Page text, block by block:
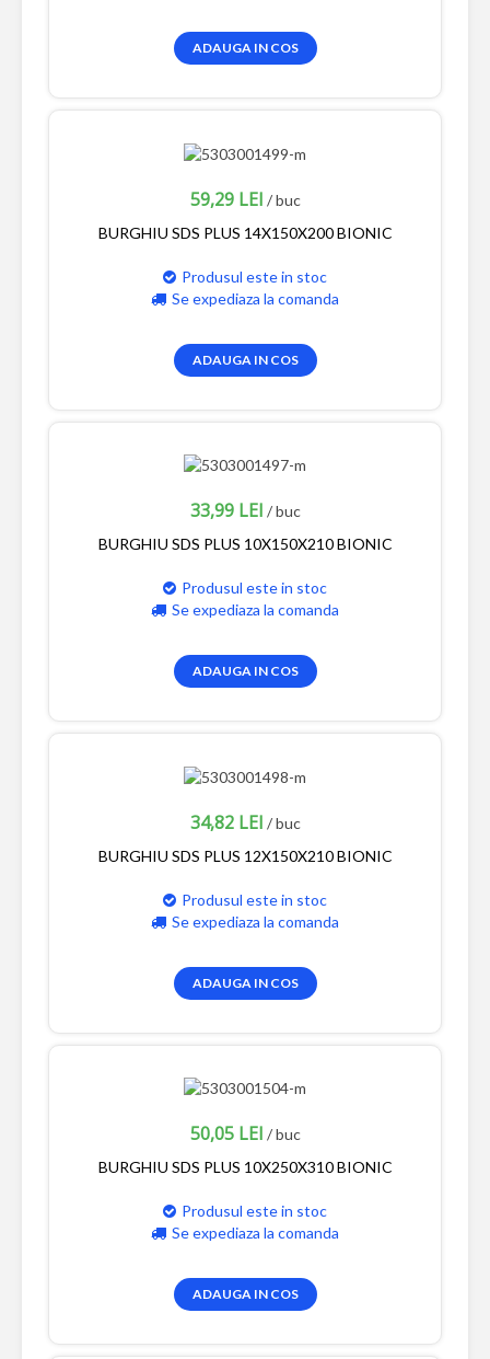
ADAUGA IN COS
59,29 LEI / buc
BURGHIU SDS PLUS 14X150X200 BIONIC
Produsul este in stoc
Se expediaza la comanda
ADAUGA IN COS
33,99 LEI / buc
BURGHIU SDS PLUS 10X150X210 BIONIC
Produsul este in stoc
Se expediaza la comanda
ADAUGA IN COS
34,82 LEI / buc
BURGHIU SDS PLUS 12X150X210 BIONIC
Produsul este in stoc
Se expediaza la comanda
ADAUGA IN COS
50,05 LEI / buc
BURGHIU SDS PLUS 10X250X310 BIONIC
Produsul este in stoc
Se expediaza la comanda
ADAUGA IN COS